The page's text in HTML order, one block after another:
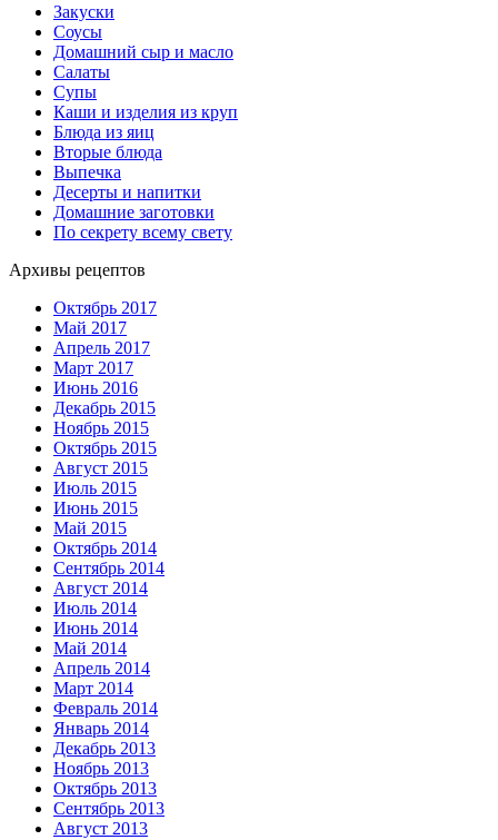
Закуски
Соусы
Домашний сыр и масло
Салаты
Супы
Каши и изделия из круп
Блюда из яиц
Вторые блюда
Выпечка
Десерты и напитки
Домашние заготовки
По секрету всему свету
Архивы рецептов
Октябрь 2017
Май 2017
Апрель 2017
Март 2017
Июнь 2016
Декабрь 2015
Ноябрь 2015
Октябрь 2015
Август 2015
Июль 2015
Июнь 2015
Май 2015
Октябрь 2014
Сентябрь 2014
Август 2014
Июль 2014
Июнь 2014
Май 2014
Апрель 2014
Март 2014
Февраль 2014
Январь 2014
Декабрь 2013
Ноябрь 2013
Октябрь 2013
Сентябрь 2013
Август 2013